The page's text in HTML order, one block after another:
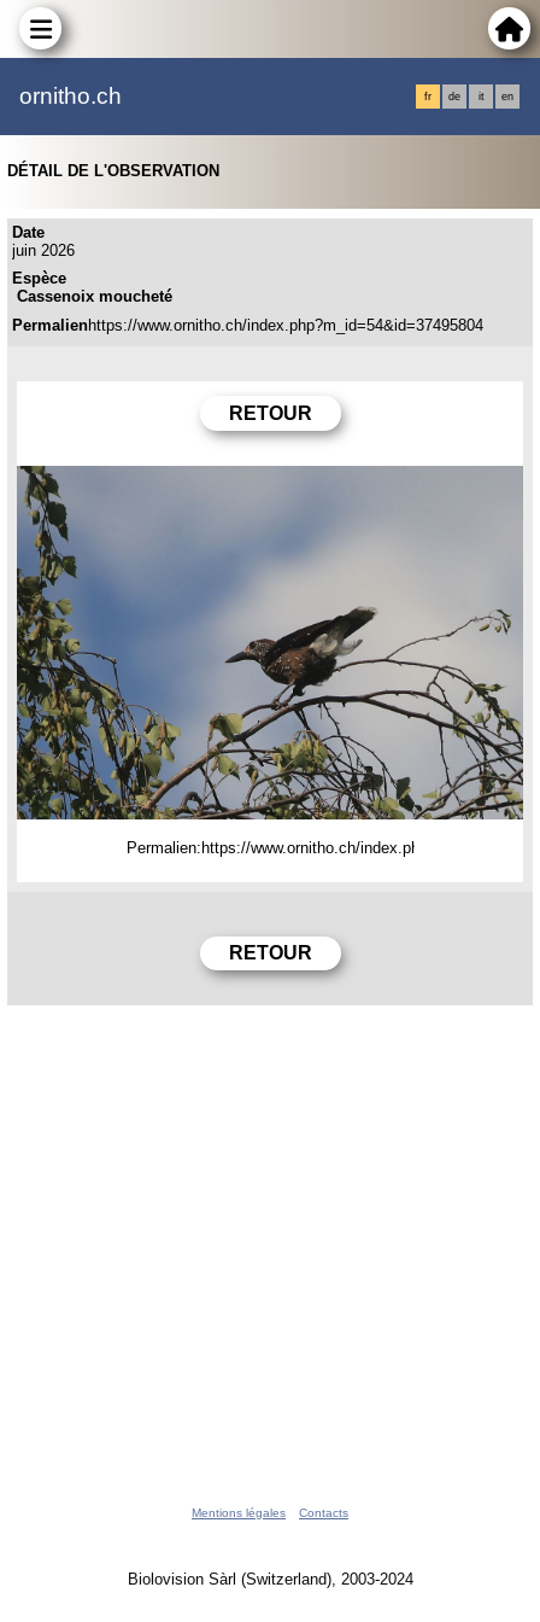
ornitho.ch fr de it en
DÉTAIL DE L'OBSERVATION
Date
juin 2026
Espèce
Cassenoix moucheté
Permalien
Permalien:
Mentions légales Contacts
Biolovision Sàrl (Switzerland), 2003-2024